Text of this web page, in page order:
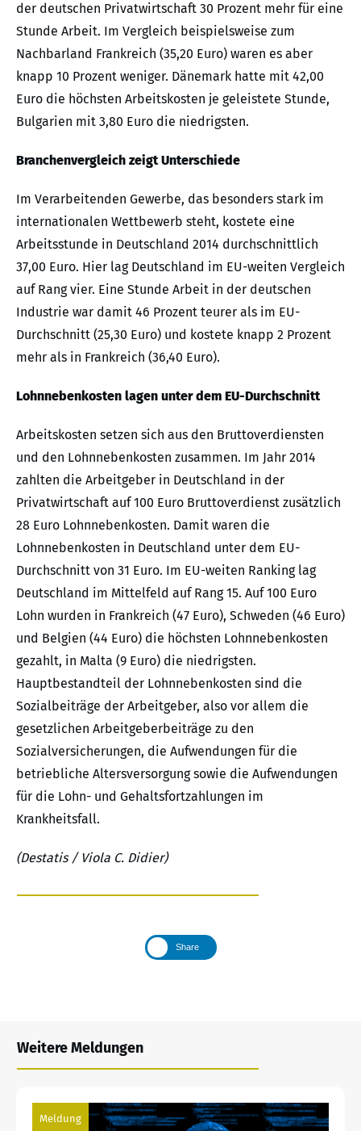
der deutschen Privatwirtschaft 30 Prozent mehr für eine
Stunde Arbeit. Im Vergleich beispielsweise zum
Nachbarland Frankreich (35,20 Euro) waren es aber
knapp 10 Prozent weniger. Dänemark hatte mit 42,00
Euro die höchsten Arbeitskosten je geleistete Stunde,
Bulgarien mit 3,80 Euro die niedrigsten.
Branchenvergleich zeigt Unterschiede
Im Verarbeitenden Gewerbe, das besonders stark im
internationalen Wettbewerb steht, kostete eine
Arbeitsstunde in Deutschland 2014 durchschnittlich
37,00 Euro. Hier lag Deutschland im EU-weiten Vergleich
auf Rang vier. Eine Stunde Arbeit in der deutschen
Industrie war damit 46 Prozent teurer als im EU-
Durchschnitt (25,30 Euro) und kostete knapp 2 Prozent
mehr als in Frankreich (36,40 Euro).
Lohnnebenkosten lagen unter dem EU-Durchschnitt
Arbeitskosten setzen sich aus den Bruttoverdiensten
und den Lohnnebenkosten zusammen. Im Jahr 2014
zahlten die Arbeitgeber in Deutschland in der
Privatwirtschaft auf 100 Euro Bruttoverdienst zusätzlich
28 Euro Lohnnebenkosten. Damit waren die
Lohnnebenkosten in Deutschland unter dem EU-
Durchschnitt von 31 Euro. Im EU-weiten Ranking lag
Deutschland im Mittelfeld auf Rang 15. Auf 100 Euro
Lohn wurden in Frankreich (47 Euro), Schweden (46 Euro)
und Belgien (44 Euro) die höchsten Lohnnebenkosten
gezahlt, in Malta (9 Euro) die niedrigsten.
Hauptbestandteil der Lohnnebenkosten sind die
Sozialbeiträge der Arbeitgeber, also vor allem die
gesetzlichen Arbeitgeberbeiträge zu den
Sozialversicherungen, die Aufwendungen für die
betriebliche Altersversorgung sowie die Aufwendungen
für die Lohn- und Gehaltsfortzahlungen im
Krankheitsfall.
(Destatis / Viola C. Didier)
Share
Weitere Meldungen
Meldung